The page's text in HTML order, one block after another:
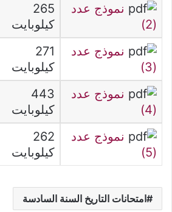
نموذج عدد
(2)
265
كيلوبايت
نموذج عدد
(3)
271
كيلوبايت
نموذج عدد
(4)
443
كيلوبايت
نموذج عدد
(5)
262
كيلوبايت
امتحانات التاريخ السنة السادسة